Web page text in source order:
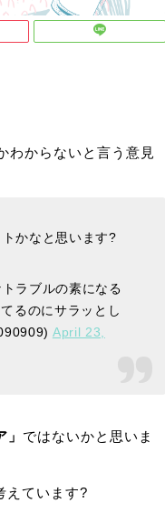
わからないと言う意見
かなと思います?
ラブルの素になる
るのにサラッとし
April 23,
ではないかと思いま
えています?